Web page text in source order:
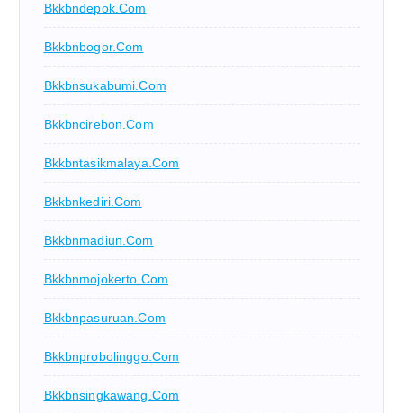
Bkkbndepok.com
Bkkbnbogor.com
Bkkbnsukabumi.com
Bkkbncirebon.com
Bkkbntasikmalaya.com
Bkkbnkediri.com
Bkkbnmadiun.com
Bkkbnmojokerto.com
Bkkbnpasuruan.com
Bkkbnprobolinggo.com
Bkkbnsingkawang.com